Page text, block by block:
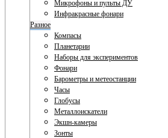
Микрофоны и пульты ДУ
Инфракрасные фонари
Разное
Компасы
Планетарии
Наборы для экспериментов
Фонари
Барометры и метеостанции
Часы
Глобусы
Металлоискатели
Экшн-камеры
Зонты